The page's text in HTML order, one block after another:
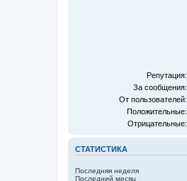
Репутация:
За сообщения:
От пользователей:
Положительные:
Отрицательные:
СТАТИСТИКА
Последняя неделя
Последний месяц